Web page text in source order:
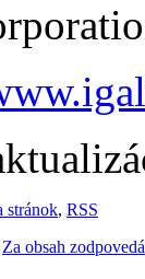
stránok, RSS
Za obsah